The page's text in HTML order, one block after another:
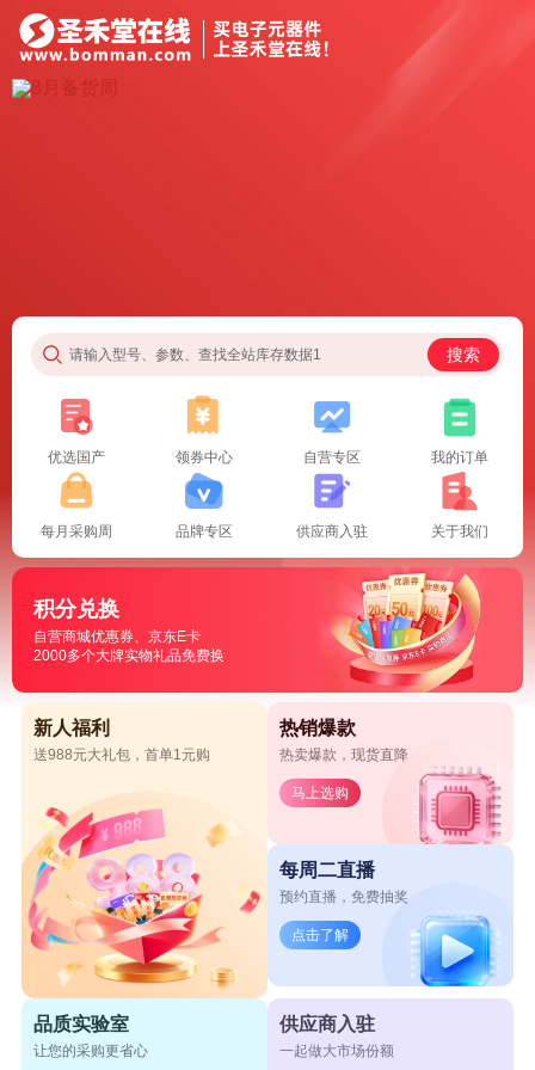
请输入型号、参数、查找全站库存数据1 搜索
优选国产 领券中心 自营专区 我的订单
每月采购周 品牌专区 供应商入驻 关于我们
积分兑换
自营商城优惠券、京东E卡
2000多个大牌实物礼品免费换
新人福利
送988元大礼包，首单1元购
热销爆款
热卖爆款，现货直降
马上选购
每周二直播
预约直播，免费抽奖
点击了解
品质实验室
让您的采购更省心
供应商入驻
一起做大市场份额